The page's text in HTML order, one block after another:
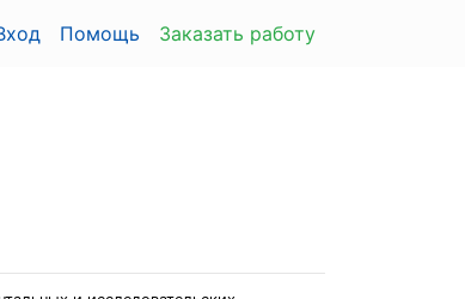
Помощь Заказать работу